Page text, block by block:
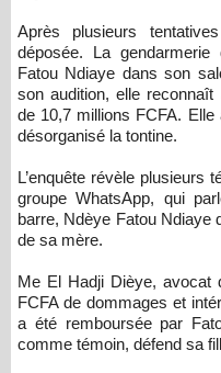
Après plusieurs
déposée. La
Fatou Ndiaye dans son
son audition, elle
de 10,7 millions FCFA. Elle
désorganisé la tontine.
L’enquête révèle plusieurs
groupe WhatsApp, qui
barre, Ndèye Fatou Ndiaye
de sa mère.
Me El Hadji Dièye, avocat
FCFA de dommages et
a été remboursée par
comme témoin, défend sa